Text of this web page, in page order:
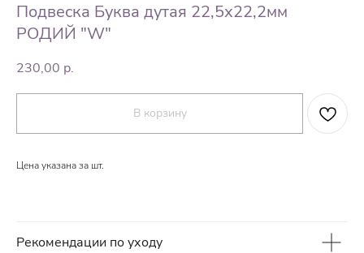
Подвеска Буква дутая 22,5х22,2мм
РОДИЙ "W"
230,00 р.
В корзину
Цена указана за шт.
Рекомендации по уходу